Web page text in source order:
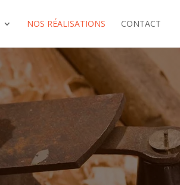
NOS RÉALISATIONS CONTACT